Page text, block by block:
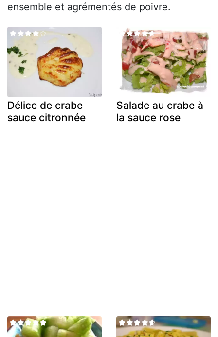
ensemble et agrémentés de poivre.
Délice de crabe
sauce citronnée
Salade au crabe à
la sauce rose